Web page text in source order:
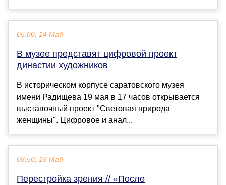
05:00, 14 Май
В музее представят цифровой проект
династии художников
В историческом корпусе саратовского музея
имени Радищева 19 мая в 17 часов открывается
выставочный проект "Световая природа
женщины". Цифровое и анал...
08:50, 18 Май
Перестройка зрения // «После